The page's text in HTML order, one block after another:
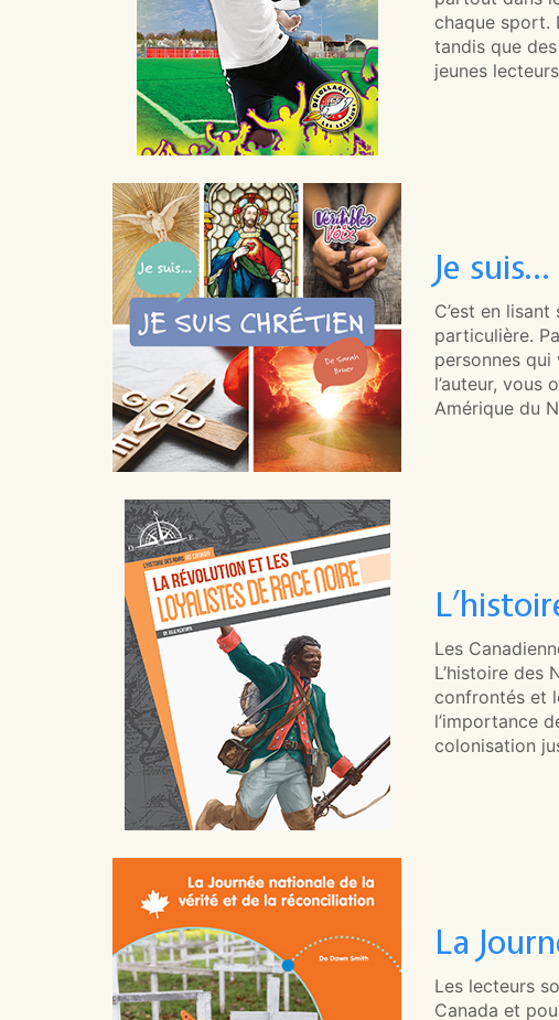
chaque sport.
tandis que
jeunes
Je
C’est en
particulière.
personnes
l’auteur,
Amérique du
Les
L’histoire des
confrontés et
l’importance
colonisation
La
Les lecteurs
Canada et